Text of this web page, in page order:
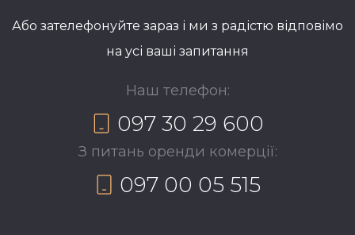
Або зателефонуйте зараз і ми з радістю відповімо
на усі ваші запитання
Наш телефон:
097 30 29 600
З питань оренди комерції:
097 00 05 515